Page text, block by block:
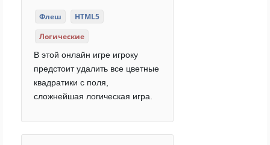
Флеш
HTML5
Логические
В этой онлайн игре игроку
предстоит удалить все цветные
квадратики с поля,
сложнейшая логическая игра.